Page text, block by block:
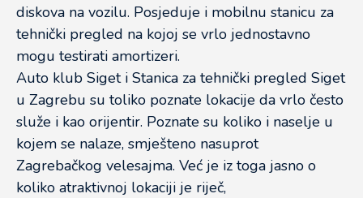
diskova na vozilu. Posjeduje i mobilnu stanicu za
tehnički pregled na kojoj se vrlo jednostavno
mogu testirati amortizeri.
Auto klub Siget i Stanica za tehnički pregled Siget
u Zagrebu su toliko poznate lokacije da vrlo često
služe i kao orijentir. Poznate su koliko i naselje u
kojem se nalaze, smješteno nasuprot
Zagrebačkog velesajma. Već je iz toga jasno o
koliko atraktivnoj lokaciji je riječ,